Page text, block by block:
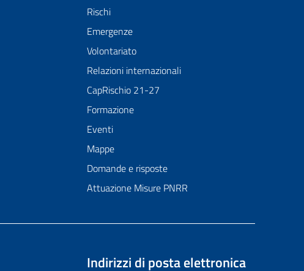
Rischi
Emergenze
Volontariato
Relazioni internazionali
CapRischio 21-27
Formazione
Eventi
Mappe
Domande e risposte
Attuazione Misure PNRR
Indirizzi di posta elettronica